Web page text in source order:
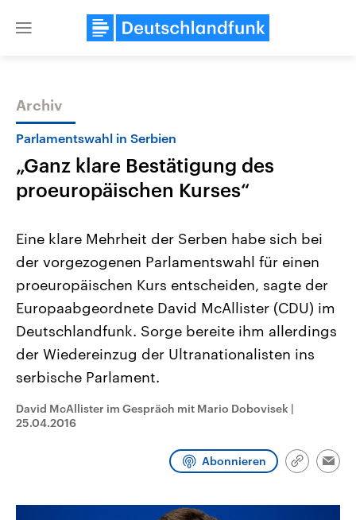
Close
Themen
Landtagswahl Sachsen-Anhalt
2026
Alle Informationen
Sachsen-Anhalt wählt am 6.
September 2026 einen neuen
Landtag. Seit 2021 wird das
Bundesland von einer Koalition aus
CDU, SPD und FDP regiert.-
Umfragen, Prognosen,
und Hintergründe zu den Parteien
und Kandidaten der anstehenden
Wahl.
USA
Aktuelle Beiträge,
Hintergründe
Wirtschaftlich und
gehören die Vereinigten
den mächtigsten Ländern
mit großem Einfluss auf
Sendungen Programm Podcasts
Archiv
Parlamentswahl in Serbien
„Ganz klare Bestätigung des
proeuropäischen Kurses“
Eine klare Mehrheit der Serben habe sich bei
der vorgezogenen Parlamentswahl für einen
proeuropäischen Kurs entscheiden, sagte der
Europaabgeordnete David McAllister (CDU) im
Deutschlandfunk. Sorge bereite ihm allerdings
der Wiedereinzug der Ultranationalisten ins
serbische Parlament.
David McAllister im Gespräch mit Mario Dobovisek |
25.04.2016
Abonnieren
Link